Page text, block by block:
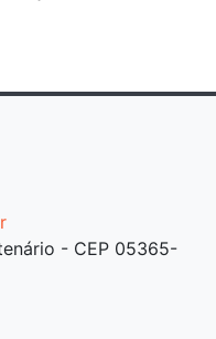
- CEP 05365-